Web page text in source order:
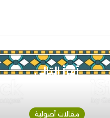
أقرأ التالي
مقالات أصولية